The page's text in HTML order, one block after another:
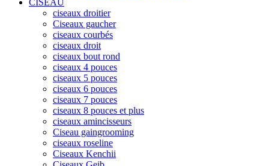
ciseaux droitier
Ciseaux gaucher
ciseaux courbés
ciseaux droit
ciseaux bout rond
ciseaux 4 pouces
ciseaux 5 pouces
ciseaux 6 pouces
ciseaux 7 pouces
ciseaux 8 pouces et plus
ciseaux amincisseurs
Ciseau gaingrooming
ciseaux roseline
Ciseaux Kenchii